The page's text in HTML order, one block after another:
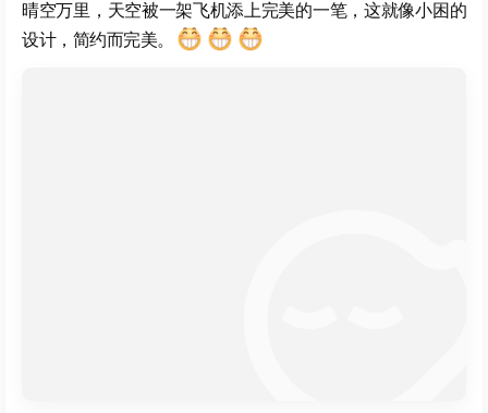
晴空万里，天空被一架飞机添上完美的一笔，这就像小困的
设计，简约而完美。